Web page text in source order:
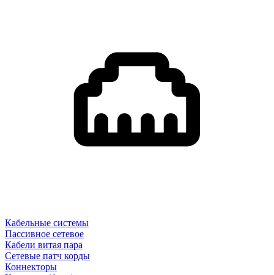
Кабельные системы
Пассивное сетевое
Кабели витая пара
Сетевые патч корды
Коннекторы